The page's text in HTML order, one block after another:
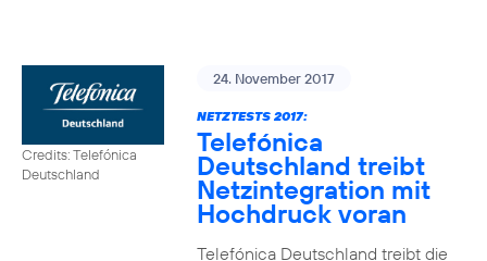
Credits: Telefónica
Deutschland
24. November 2017
NETZTESTS 2017:
Telefónica
Deutschland treibt
Netzintegration mit
Hochdruck voran
Telefónica Deutschland treibt die